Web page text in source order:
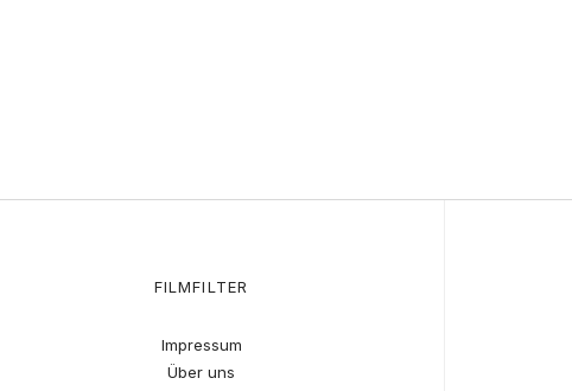
FILMFILTER
Impressum
Über uns